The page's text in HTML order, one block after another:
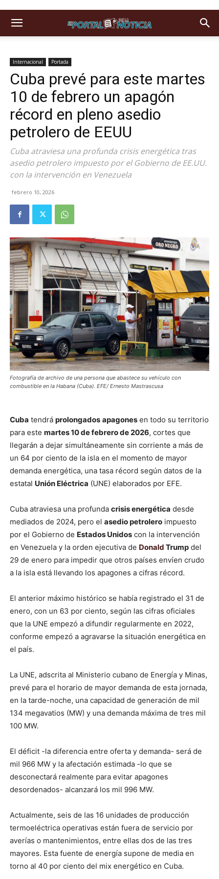
Internacional Portada
Cuba prevé para este martes
10 de febrero un apagón
récord en pleno asedio
petrolero de EEUU
Cuba atraviesa una profunda crisis energética tras
asedio petrolero impuesto por el Gobierno de EE.UU.
con la intervención en Venezuela
febrero 10, 2026
Fotografía de archivo de una persona que abastece su vehículo con
combustible en la Habana (Cuba). EFE/ Ernesto Mastrascusa
Cuba tendrá prolongados apagones en todo su territorio
para este martes 10 de febrero de 2026, cortes que
llegarán a dejar simultáneamente sin corriente a más de
un 64 por ciento de la isla en el momento de mayor
demanda energética, una tasa récord según datos de la
estatal Unión Eléctrica (UNE) elaborados por EFE.
Cuba atraviesa una profunda crisis energética desde
mediados de 2024, pero el asedio petrolero impuesto
por el Gobierno de Estados Unidos con la intervención
en Venezuela y la orden ejecutiva de Donald Trump del
29 de enero para impedir que otros países envíen crudo
a la isla está llevando los apagones a cifras récord.
El anterior máximo histórico se había registrado el 31 de
enero, con un 63 por ciento, según las cifras oficiales
que la UNE empezó a difundir regularmente en 2022,
conforme empezó a agravarse la situación energética en
el país.
La UNE, adscrita al Ministerio cubano de Energía y Minas,
prevé para el horario de mayor demanda de esta jornada,
en la tarde-noche, una capacidad de generación de mil
134 megavatios (MW) y una demanda máxima de tres mil
100 MW.
El déficit -la diferencia entre oferta y demanda- será de
mil 966 MW y la afectación estimada -lo que se
desconectará realmente para evitar apagones
desordenados- alcanzará los mil 996 MW.
Actualmente, seis de las 16 unidades de producción
termoeléctrica operativas están fuera de servicio por
averías o mantenimientos, entre ellas dos de las tres
mayores. Esta fuente de energía supone de media en
torno al 40 por ciento del mix energético en Cuba.